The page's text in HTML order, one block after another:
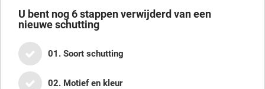
U bent nog6stappen verwijderd van een
nieuwe schutting
01. Soort schutting
02. Motief en kleur